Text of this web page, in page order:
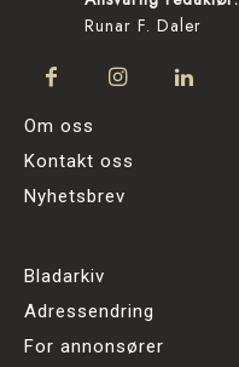
Runar F. Daler
Om oss
Kontakt oss
Nyhetsbrev
Bladarkiv
Adressendring
For annonsører